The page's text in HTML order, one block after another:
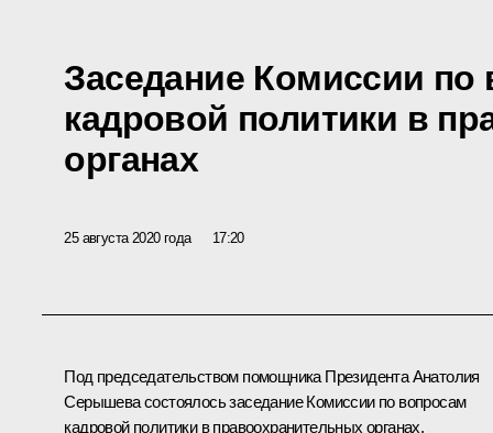
Заседание Комиссии по
кадровой политики в
органах
25 августа 2020 года 17:20
Под председательством помощника ПрезидентаАнатолия
Серышевасостоялось заседание Комиссии по вопросам
кадровой политики в правоохранительных органах.